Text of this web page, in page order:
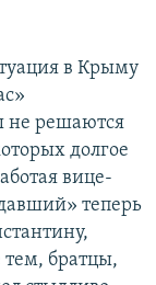
в Крыму
не решаются
долгое
вице-
теперь
братцы,